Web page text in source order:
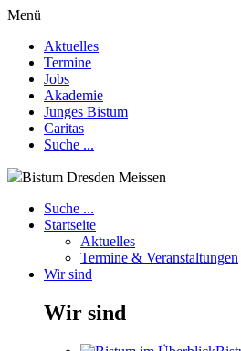
Menü
Aktuelles
Termine
Jobs
Akademie
Junges Bistum
Caritas
Suche ...
Bistum Dresden Meissen
Suche ...
Startseite
Aktuelles
Termine & Veranstaltungen
Wir sind
Wir sind